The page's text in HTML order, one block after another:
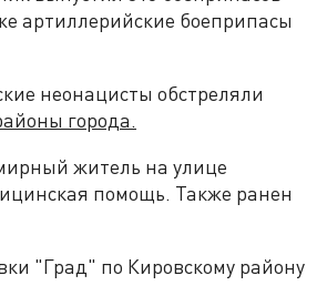
артиллерийские боеприпасы
неонацисты обстреляли
города.
житель на улице
помощь. Также ранен
"Град" по Кировскому району